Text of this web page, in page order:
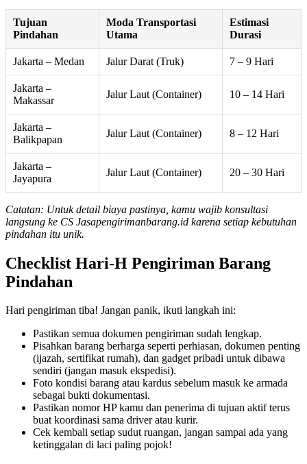
Tujuan
Pindahan
Moda Transportasi
Utama
Estimasi
Durasi
Jakarta – Medan Jalur Darat (Truk) 7 – 9 Hari
Jakarta –
Makassar
Jalur Laut (Container) 10 – 14 Hari
Jakarta –
Balikpapan
Jalur Laut (Container) 8 – 12 Hari
Jakarta –
Jayapura
Jalur Laut (Container) 20 – 30 Hari
Catatan: Untuk detail biaya pastinya, kamu wajib konsultasi
langsung ke CS Jasapengirimanbarang.id karena setiap kebutuhan
pindahan itu unik.
Checklist Hari-H Pengiriman Barang
Pindahan
Hari pengiriman tiba! Jangan panik, ikuti langkah ini:
Pastikan semua dokumen pengiriman sudah lengkap.
Pisahkan barang berharga seperti perhiasan, dokumen penting
(ijazah, sertifikat rumah), dan gadget pribadi untuk dibawa
sendiri (jangan masuk ekspedisi).
Foto kondisi barang atau kardus sebelum masuk ke armada
sebagai bukti dokumentasi.
Pastikan nomor HP kamu dan penerima di tujuan aktif terus
buat koordinasi sama driver atau kurir.
Cek kembali setiap sudut ruangan, jangan sampai ada yang
ketinggalan di laci paling pojok!